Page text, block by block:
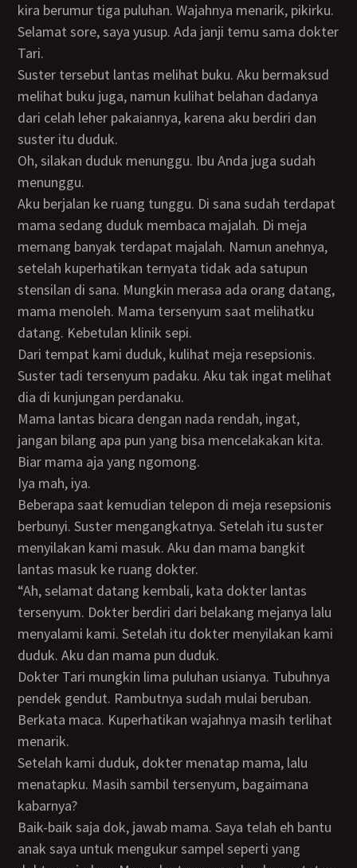
kira berumur tiga puluhan. Wajahnya menarik, pikirku.
Selamat sore, saya yusup. Ada janji temu sama dokter
Tari.
Suster tersebut lantas melihat buku. Aku bermaksud
melihat buku juga, namun kulihat belahan dadanya
dari celah leher pakaiannya, karena aku berdiri dan
suster itu duduk.
Oh, silakan duduk menunggu. Ibu Anda juga sudah
menunggu.
Aku berjalan ke ruang tunggu. Di sana sudah terdapat
mama sedang duduk membaca majalah. Di meja
memang banyak terdapat majalah. Namun anehnya,
setelah kuperhatikan ternyata tidak ada satupun
stensilan di sana. Mungkin merasa ada orang datang,
mama menoleh. Mama tersenyum saat melihatku
datang. Kebetulan klinik sepi.
Dari tempat kami duduk, kulihat meja resepsionis.
Suster tadi tersenyum padaku. Aku tak ingat melihat
dia di kunjungan perdanaku.
Mama lantas bicara dengan nada rendah, ingat,
jangan bilang apa pun yang bisa mencelakakan kita.
Biar mama aja yang ngomong.
Iya mah, iya.
Beberapa saat kemudian telepon di meja resepsionis
berbunyi. Suster mengangkatnya. Setelah itu suster
menyilakan kami masuk. Aku dan mama bangkit
lantas masuk ke ruang dokter.
“Ah, selamat datang kembali, kata dokter lantas
tersenyum. Dokter berdiri dari belakang mejanya lalu
menyalami kami. Setelah itu dokter menyilakan kami
duduk. Aku dan mama pun duduk.
Dokter Tari mungkin lima puluhan usianya. Tubuhnya
pendek gendut. Rambutnya sudah mulai beruban.
Berkata maca. Kuperhatikan wajahnya masih terlihat
menarik.
Setelah kami duduk, dokter menatap mama, lalu
menatapku. Masih sambil tersenyum, bagaimana
kabarnya?
Baik-baik saja dok, jawab mama. Saya telah eh bantu
anak saya untuk mengukur sampel seperti yang